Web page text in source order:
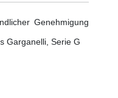
Genehmigung
Garganelli, Serie G